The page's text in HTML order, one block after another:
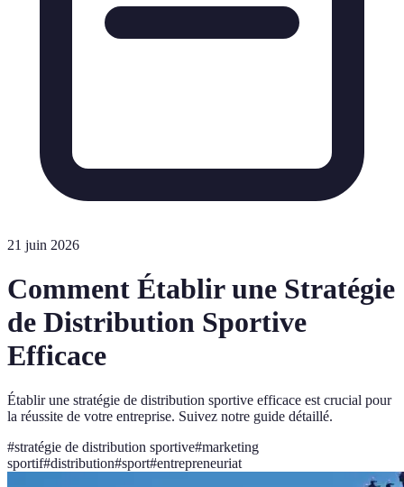
21 juin 2026
Comment Établir une Stratégie
de Distribution Sportive
Efficace
Établir une stratégie de distribution sportive efficace est crucial pour
la réussite de votre entreprise. Suivez notre guide détaillé.
#stratégie de distribution sportive#marketing
sportif#distribution#sport#entrepreneuriat